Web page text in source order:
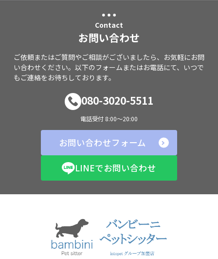
Contact
お問い合わせ
ご依頼またはご質問やご相談がございましたら、お気軽にお問
い合わせください。以下のフォームまたはお電話にて、いつで
もご連絡をお待ちしております。
080-3020-5511
電話受付 8:00～20:00
お問い合わせフォーム
LINEでお問い合わせ